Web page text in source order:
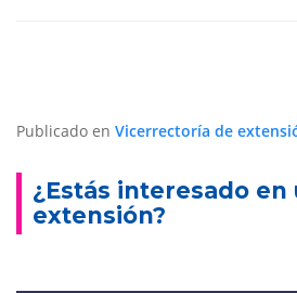
Publicado en Vicerrectoría de
¿Estás interesado
extensión?